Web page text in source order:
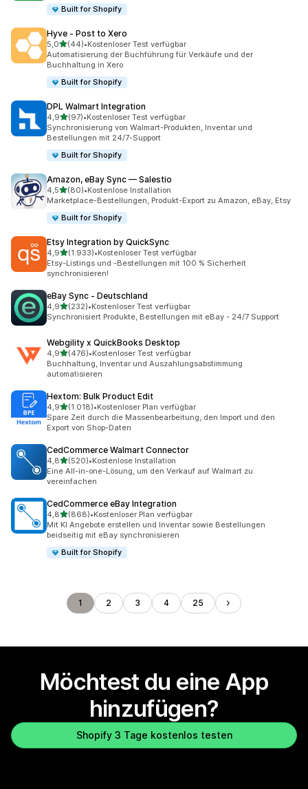
Built for Shopify
Hyve ‑ Post to Xero
5,0von 5 Sternen
(44)
44 Rezensionen insgesamt
•Kostenloser Test verfügbar
Automatisierung der Buchführung für Verkäufe und der
Buchhaltung in Xero
Built for Shopify
DPL Walmart Integration
4,9von 5 Sternen
(97)
97 Rezensionen insgesamt
•Kostenloser Test verfügbar
Synchronisierung von Walmart-Produkten, Inventar und
Bestellungen mit 24/7-Support
Built for Shopify
Amazon, eBay Sync — Salestio
4,5von 5 Sternen
(80)
80 Rezensionen insgesamt
•Kostenlose Installation
Marketplace-Bestellungen, Produkt-Export zu Amazon, eBay, Etsy
Built for Shopify
Etsy Integration by QuickSync
4,9von 5 Sternen
(1.933)
1933 Rezensionen insgesamt
•Kostenloser Test verfügbar
Etsy-Listings und -Bestellungen mit 100 % Sicherheit
synchronisieren!
eBay Sync ‑ Deutschland
4,9von 5 Sternen
(232)
232 Rezensionen insgesamt
•Kostenloser Test verfügbar
Synchronisiert Produkte, Bestellungen mit eBay - 24/7 Support
Webgility x QuickBooks Desktop
4,9von 5 Sternen
(476)
476 Rezensionen insgesamt
•Kostenloser Test verfügbar
Buchhaltung, Inventar und Auszahlungsabstimmung
automatisieren
Hextom: Bulk Product Edit
4,9von 5 Sternen
(1.018)
1018 Rezensionen insgesamt
•Kostenloser Plan verfügbar
Spare Zeit durch die Massenbearbeitung, den Import und den
Export von Shop-Daten
CedCommerce Walmart Connector
4,8von 5 Sternen
(520)
520 Rezensionen insgesamt
•Kostenlose Installation
Eine All-in-one-Lösung, um den Verkauf auf Walmart zu
vereinfachen
CedCommerce eBay Integration
4,8von 5 Sternen
(868)
868 Rezensionen insgesamt
•Kostenloser Plan verfügbar
Mit KI Angebote erstellen und Inventar sowie Bestellungen
beidseitig mit eBay synchronisieren
Built for Shopify
1 2 3 4 25
Möchtest du eine App
hinzufügen?
Shopify 3 Tage kostenlos testen